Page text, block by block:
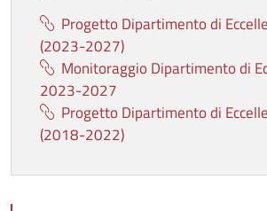
Progetto Dipartimento di
(2023-2027)
Monitoraggio Dipartimento di
2023-2027
Progetto Dipartimento di
(2018-2022)